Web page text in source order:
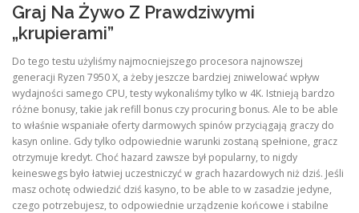
Graj Na Żywo Z Prawdziwymi
„krupierami”
Do tego testu użyliśmy najmocniejszego procesora najnowszej
generacji Ryzen 7950 X, a żeby jeszcze bardziej zniwelować wpływ
wydajności samego CPU, testy wykonaliśmy tylko w 4K. Istnieją bardzo
różne bonusy, takie jak refill bonus czy procuring bonus. Ale to be able
to właśnie wspaniałe oferty darmowych spinów przyciągają graczy do
kasyn online. Gdy tylko odpowiednie warunki zostaną spełnione, gracz
otrzymuje kredyt. Choć hazard zawsze był popularny, to nigdy
keineswegs było łatwiej uczestniczyć w grach hazardowych niż dziś. Jeśli
masz ochotę odwiedzić dziś kasyno, to be able to w zasadzie jedyne,
czego potrzebujesz, to odpowiednie urządzenie końcowe i stabilne